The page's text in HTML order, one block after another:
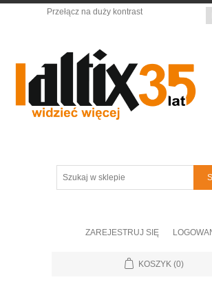
Przełącz na duży kontrast
sklepie
ZAREJESTRUJ SIĘ
KOSZYK (0)